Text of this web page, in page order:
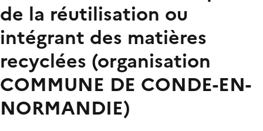
de la réutilisation ou
intégrant des matières
recyclées (organisation
COMMUNE DE CONDE-EN-
NORMANDIE)